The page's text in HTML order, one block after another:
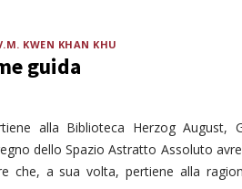
KWEN KHAN KHU
guida
alla Biblioteca Herzog August,
dello Spazio Astratto Assoluto
che, a sua volta, pertiene alla